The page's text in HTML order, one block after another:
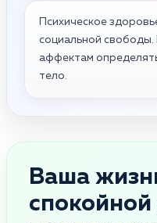
Психическое
социальной
аффектам
тело.
Ваша
спокойной